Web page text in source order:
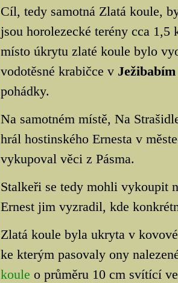
Cíl, tedy samotná Zlatá koule,
jsou horolezecké terény cca
místo úkrytu zlaté koule bylo
vodotěsné krabičce v
pohádky.
Na samotném místě, Na
hrál hostinského Ernesta v
vykupoval věci z Pásma.
Stalkeři se tedy mohli vykoupit
Ernest jim vyzradil, kde
Zlatá koule byla ukryta v
ke kterým pasovaly ony
koule o průměru 10 cm svítící